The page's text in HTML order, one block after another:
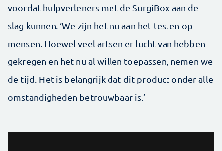
voordat hulpverleners met de SurgiBox aan de
slag kunnen. ‘We zijn het nu aan het testen op
mensen. Hoewel veel artsen er lucht van hebben
gekregen en het nu al willen toepassen, nemen we
de tijd. Het is belangrijk dat dit product onder alle
omstandigheden betrouwbaar is.’